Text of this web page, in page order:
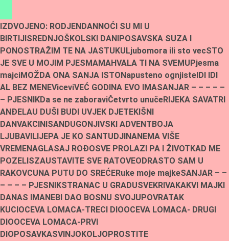
to
content
IZDVOJENO: RODJENDANNOĆI SU MI U
BIRTIJISREDNJOŠKOLSKI DANIPOSAVSKA SUZA I
PONOSTRAŽIM TE NA JASTUKULjubomora ili sto vecSTO
JE SVE U MOJIM PJESMAMAHVALA TI NA SVEMUPjesma
majciMOŽDA ONA SANJA ISTONapusteno ognjisteIDI IDI
AL BEZ MENEViceviVEĆ GODINA EVO IMASANJAR – – – – –
– PJESNIKDa se ne zaboraviČetvrto unučeRIJEKA SAVATRI
ANĐELAU DUŠI BUDI UVJEK DJETEKIŠNI
DANVAKCINISANDUGONJIVSKI ADVENTBOJA
LJUBAVILIJEPA JE KO SANTUDJINANEMA VIŠE
VREMENAGLASAJ ROĐOSVE PROLAZI PA I ŽIVOTKAD ME
POZELISZAUSTAVITE SVE RATOVEODRASTO SAM U
RAKOVCUNA PUTU DO SREĆERuke moje majkeSANJAR – –
– – – – PJESNIKSTRANAC U GRADUSVEKRIVAKAKVI MAJKI
DANAS IMANEBI DAO BOSNU SVOJUPOVRATAK
KUCIOCEVA LOMACA-TRECI DIOOCEVA LOMACA- DRUGI
DIOOCEVA LOMACA-PRVI
DIOPOSAVKASVINJOKOLJOPROSTITE